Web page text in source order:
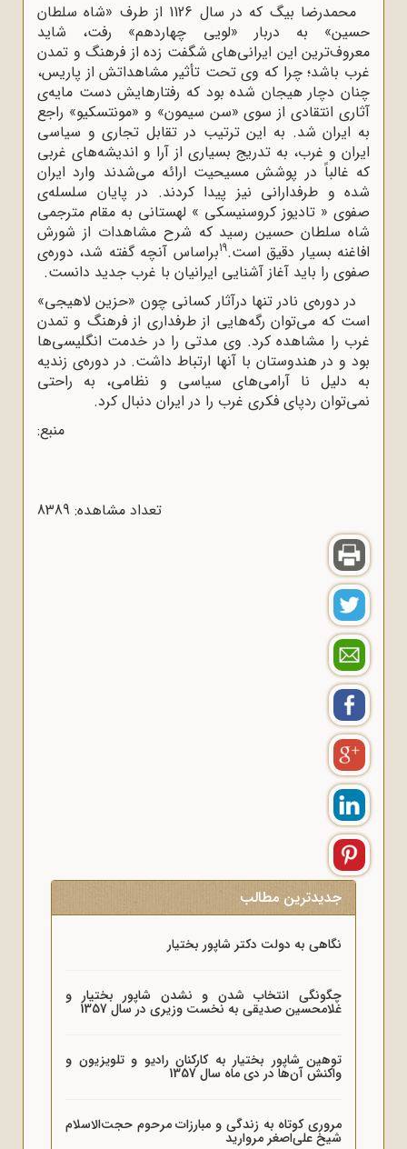
محمدرضا بیگ که در سال 1126 از طرف «شاه سلطان
حسین» به دربار «لویی چهاردهم» رفت، شاید
معروف‌ترین این ایرانی‌های شگفت زده از فرهنگ و تمدن
غرب باشد؛ چرا که وی تحت تأثیر مشاهداتش از پاریس،
چنان دچار هیجان شده بود که رفتارهایش دست مایه‌ی
آثاری انتقادی از سوی «سن سیمون» و «مونتسکیو» راجع
به ایران شد. به این ترتیب در تقابل تجاری و سیاسی
ایران و غرب، به تدریج بسیاری از آرا و اندیشه‌های غربی
که غالباً در پوشش مسیحیت ارائه می‌شدند وارد ایران
شده و طرفدارانی نیز پیدا کردند. در پایان سلسله‌ی
صفوی « تادیوز کروسنیسکی »‌ لهستانی به مقام مترجمی
شاه سلطان حسین رسید که شرح مشاهدات از شورش
افاغنه بسیار دقیق است.19براساس آنچه گفته شد، دوره‌ی
صفوی را باید آغاز آشنایی ایرانیان با غرب جدید دانست.
در دوره‌ی نادر تنها درآثار کسانی چون «حزین لاهیجی»
است که می‌توان رگه‌هایی از طرفداری از فرهنگ و تمدن
غرب را مشاهده کرد. وی مدتی را در خدمت انگلیسی‌ها
بود و در هندوستان با آنها ارتباط داشت. در دوره‌ی زندیه
به دلیل نا آرامی‌های سیاسی و نظامی، به راحتی
نمی‌توان ردپای فکری غرب را در ایران دنبال کرد.
منبع:
تعداد مشاهده: 8389
جدیدترین مطالب
نگاهی به دولت دکتر شاپور بختیار
چگونگی انتخاب شدن و نشدن شاپور بختیار و
غلامحسین صدیقی به نخست وزیری در سال 1357
توهین شاپور بختیار به کارکنان رادیو و تلویزیون و
واکنش آن‌ها در دی ماه سال 1357
مروری کوتاه به زندگی و مبارزات مرحوم حجت‌الاسلام
شیخ علی‌اصغر مروارید